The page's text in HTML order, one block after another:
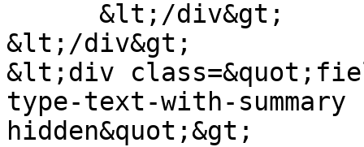
&lt;/div&gt;
&lt;div
type-text-with-
hidden&quot;&gt;